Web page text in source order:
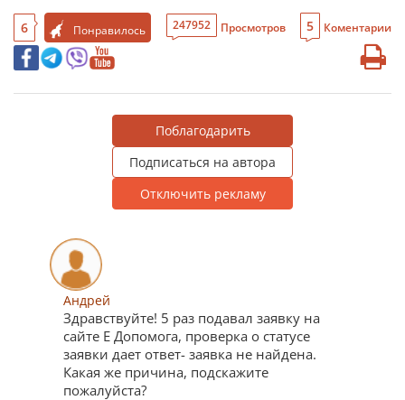
6 Понравилось 247952 Просмотров 5 Коментарии
Поблагодарить
Подписаться на автора
Отключить рекламу
Андрей
Здравствуйте! 5 раз подавал заявку на
сайте Е Допомога, проверка о статусе
заявки дает ответ- заявка не найдена.
Какая же причина, подскажите
пожалуйста?